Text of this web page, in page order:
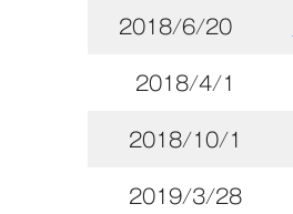
2018/6/20
2018/4/1
2018/10/1
2019/3/28